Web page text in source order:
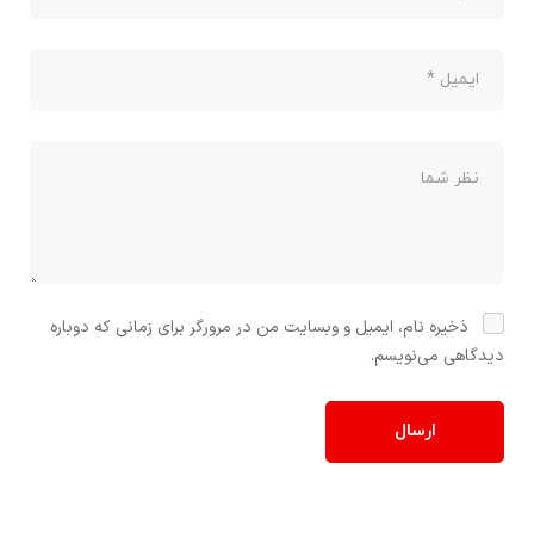
ذخیره نام، ایمیل و وبسایت من در مرورگر برای زمانی که دوباره
دیدگاهی می‌نویسم.